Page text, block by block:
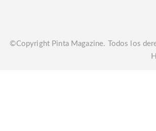
©Copyright Pinta Magazine. Todos los